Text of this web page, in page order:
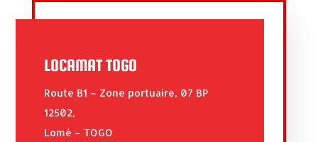
LOCAMAT TOGO
Route B1 – Zone portuaire, 07 BP
12502,
Lomé – TOGO